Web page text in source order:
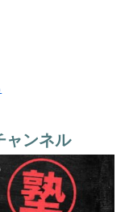
ャンネル